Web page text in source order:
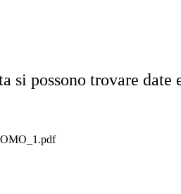
si possono trovare